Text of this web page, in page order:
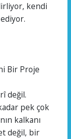
kendi
Bir Proje
değil.
pek çok
kalkanı
değil, bir